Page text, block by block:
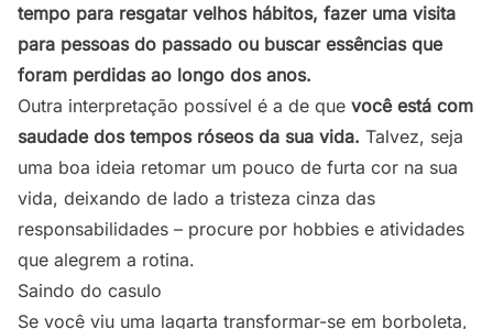
tempo para resgatar velhos hábitos, fazer uma visita
para pessoas do passado ou buscar essências que
foram perdidas ao longo dos anos.
Outra interpretação possível é a de que você está com
saudade dos tempos róseos da sua vida. Talvez, seja
uma boa ideia retomar um pouco de furta cor na sua
vida, deixando de lado a tristeza cinza das
responsabilidades – procure por hobbies e atividades
que alegrem a rotina.
Saindo do casulo
Se você viu uma lagarta transformar-se em borboleta,